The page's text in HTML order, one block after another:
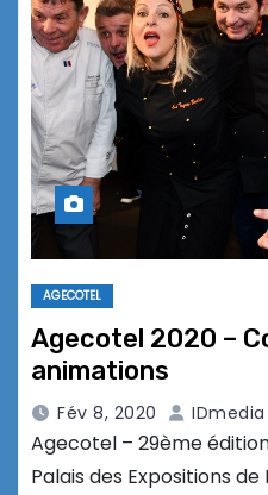
AGECOTEL
Agecotel 2020 –
animations
Fév 8, 2020
Agecotel – 29ème
Palais des Expositions